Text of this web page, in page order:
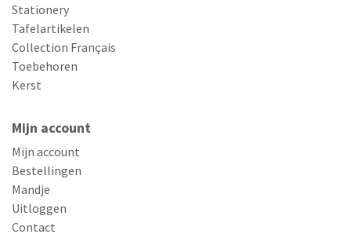
Stationery
Tafelartikelen
Collection Français
Toebehoren
Kerst
Mijn account
Mijn account
Bestellingen
Mandje
Uitloggen
Contact